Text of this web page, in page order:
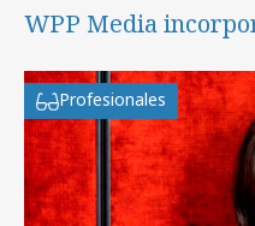
WPP Media
Profesionales